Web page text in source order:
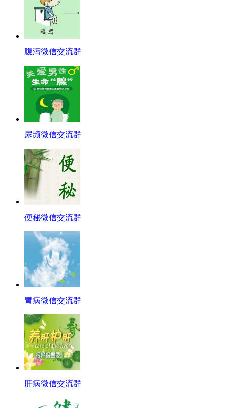
腹泻微信交流群
尿频微信交流群
便秘微信交流群
胃病微信交流群
肝病微信交流群